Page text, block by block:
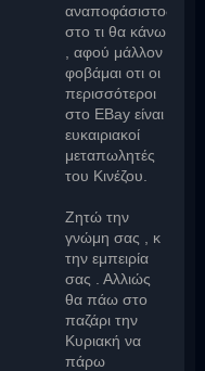
αναποφάσιστος
στο τι θα κάνω
, αφού μάλλον
φοβάμαι οτι οι
περισσότεροι
στο EBay είναι
ευκαιριακοί
μεταπωλητές
του Κινέζου.
Ζητώ την
γνώμη σας , κ
την εμπειρία
σας . Αλλιώς
θα πάω στο
παζάρι την
Κυριακή να
πάρω